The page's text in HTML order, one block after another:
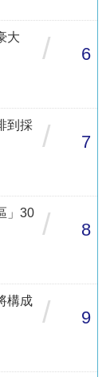
大
/ 6
到採
/ 7
」30
/ 8
構成
/ 9